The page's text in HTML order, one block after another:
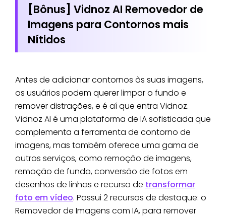
[Bônus] Vidnoz AI Removedor de
Imagens para Contornos mais
Nítidos
Antes de adicionar contornos às suas imagens,
os usuários podem querer limpar o fundo e
remover distrações, e é aí que entra Vidnoz.
Vidnoz AI é uma plataforma de IA sofisticada que
complementa a ferramenta de contorno de
imagens, mas também oferece uma gama de
outros serviços, como remoção de imagens,
remoção de fundo, conversão de fotos em
desenhos de linhas e recurso de transformar
foto em vídeo. Possui 2 recursos de destaque: o
Removedor de Imagens com IA, para remover